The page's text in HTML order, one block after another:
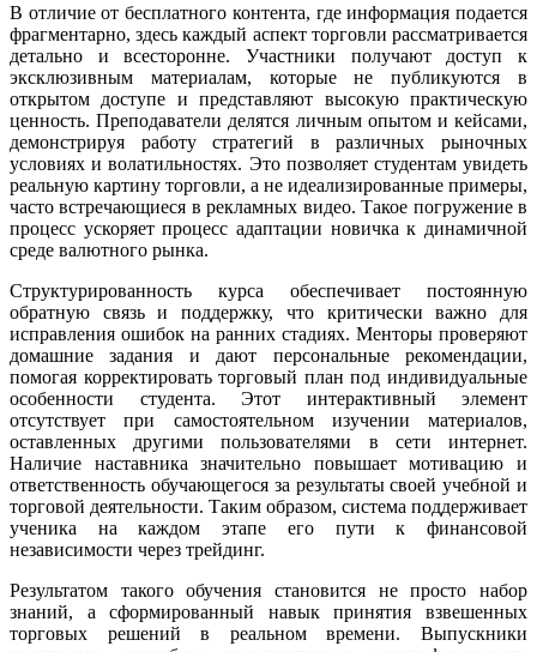
В отличие от бесплатного контента, где информация подается
фрагментарно, здесь каждый аспект торговли рассматривается
детально и всесторонне. Участники получают доступ к
эксклюзивным материалам, которые не публикуются в
открытом доступе и представляют высокую практическую
ценность. Преподаватели делятся личным опытом и кейсами,
демонстрируя работу стратегий в различных рыночных
условиях и волатильностях. Это позволяет студентам увидеть
реальную картину торговли, а не идеализированные примеры,
часто встречающиеся в рекламных видео. Такое погружение в
процесс ускоряет процесс адаптации новичка к динамичной
среде валютного рынка.
Структурированность курса обеспечивает постоянную
обратную связь и поддержку, что критически важно для
исправления ошибок на ранних стадиях. Менторы проверяют
домашние задания и дают персональные рекомендации,
помогая корректировать торговый план под индивидуальные
особенности студента. Этот интерактивный элемент
отсутствует при самостоятельном изучении материалов,
оставленных другими пользователями в сети интернет.
Наличие наставника значительно повышает мотивацию и
ответственность обучающегося за результаты своей учебной и
торговой деятельности. Таким образом, система поддерживает
ученика на каждом этапе его пути к финансовой
независимости через трейдинг.
Результатом такого обучения становится не просто набор
знаний, а сформированный навык принятия взвешенных
торговых решений в реальном времени. Выпускники